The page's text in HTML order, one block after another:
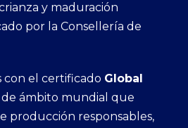
y maduración
por la Consellería de
con el certificado Global
de ámbito mundial que
producción responsables,